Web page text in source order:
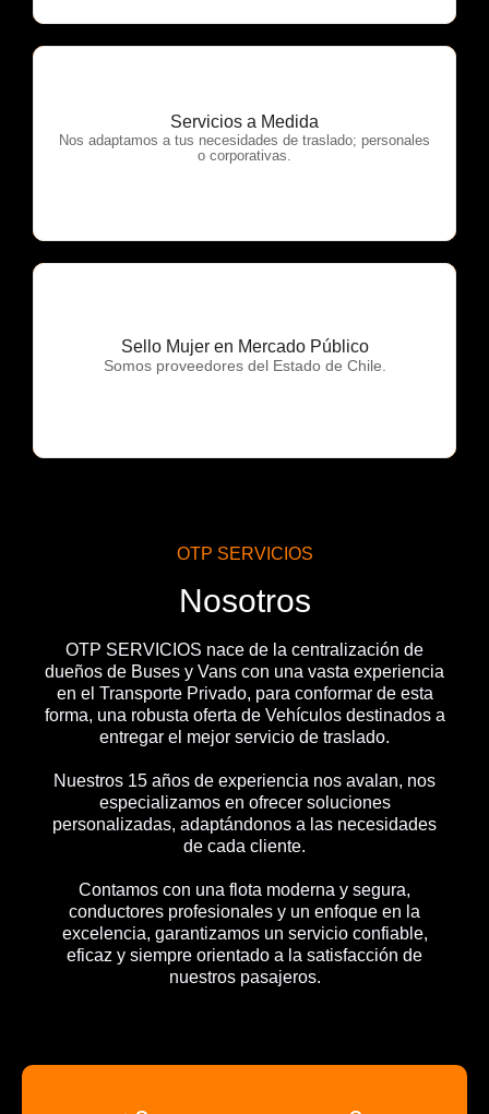
Servicios a Medida
Nos adaptamos a tus necesidades de traslado; personales
o corporativas.
OTP Servicios
Sello Mujer en Mercado Público
Somos proveedores del Estado de Chile.
OTP Servicios
OTP SERVICIOS
Nosotros
OTP SERVICIOS nace de la centralización de
dueños de Buses y Vans con una vasta experiencia
en el Transporte Privado, para conformar de esta
forma, una robusta oferta de Vehículos destinados a
entregar el mejor servicio de traslado.
Nuestros 15 años de experiencia nos avalan, nos
especializamos en ofrecer soluciones
personalizadas, adaptándonos a las necesidades
de cada cliente.
Contamos con una flota moderna y segura,
conductores profesionales y un enfoque en la
excelencia, garantizamos un servicio confiable,
eficaz y siempre orientado a la satisfacción de
nuestros pasajeros.